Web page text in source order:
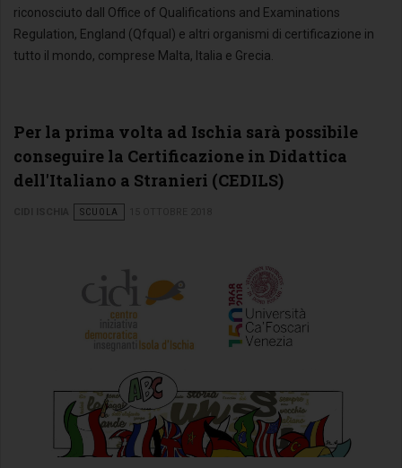
riconosciuto dall Office of Qualifications and Examinations
Regulation, England (Qfqual) e altri organismi di certificazione in
tutto il mondo, comprese Malta, Italia e Grecia.
Per la prima volta ad Ischia sarà possibile
conseguire la Certificazione in Didattica
dell'Italiano a Stranieri (CEDILS)
SCUOLA